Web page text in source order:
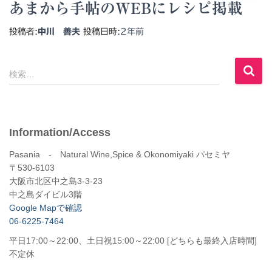
あまから手帖のWEBにレシピ掲載
投稿者:中川 善夫 投稿日時:2年前
検
索
検索…
Information/Access
Pasania - Natural Wine,Spice & Okonomiyaki パセミヤ
〒530-6103
大阪市北区中之島3-3-23
中之島ダイビル3階
Google Mapで確認
06-6225-7464
平日17:00～22:00、土日祝15:00～22:00 [どちらも最終入店時間]
不定休